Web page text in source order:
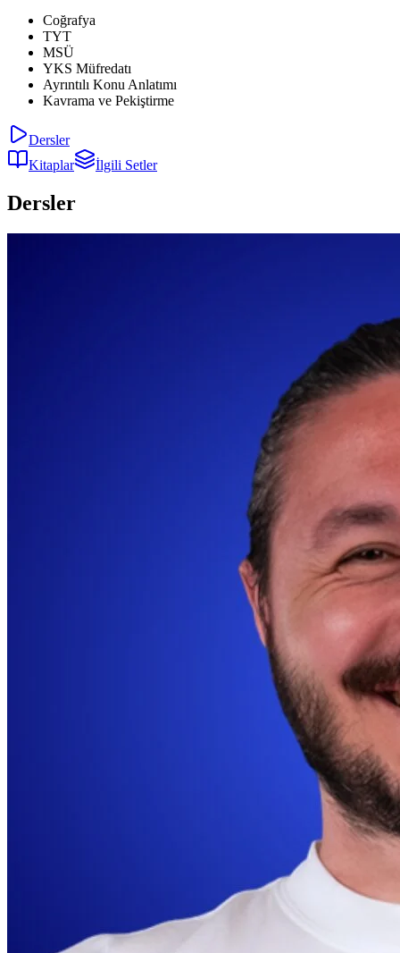
Coğrafya
TYT
MSÜ
YKS Müfredatı
Ayrıntılı Konu Anlatımı
Kavrama ve Pekiştirme
Dersler
Kitaplar
İlgili Setler
Dersler